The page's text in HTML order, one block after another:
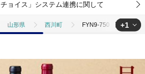
チョイス」システム連携に関して
山形県 西川町 FYN9-750 【数量限定
+1